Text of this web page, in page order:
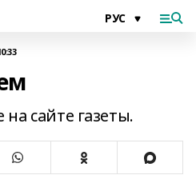
сайте газеты.